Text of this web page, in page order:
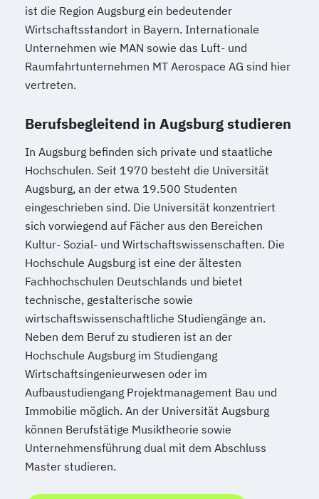
ist die Region Augsburg ein bedeutender
Wirtschaftsstandort in Bayern. Internationale
Unternehmen wie MAN sowie das Luft- und
Raumfahrtunternehmen MT Aerospace AG sind hier
vertreten.
Berufsbegleitend in Augsburg studieren
In Augsburg befinden sich private und staatliche
Hochschulen. Seit 1970 besteht die Universität
Augsburg, an der etwa 19.500 Studenten
eingeschrieben sind. Die Universität konzentriert
sich vorwiegend auf Fächer aus den Bereichen
Kultur- Sozial- und Wirtschaftswissenschaften. Die
Hochschule Augsburg ist eine der ältesten
Fachhochschulen Deutschlands und bietet
technische, gestalterische sowie
wirtschaftswissenschaftliche Studiengänge an.
Neben dem Beruf zu studieren ist an der
Hochschule Augsburg im Studiengang
Wirtschaftsingenieurwesen oder im
Aufbaustudiengang Projektmanagement Bau und
Immobilie möglich. An der Universität Augsburg
können Berufstätige Musiktheorie sowie
Unternehmensführung dual mit dem Abschluss
Master studieren.